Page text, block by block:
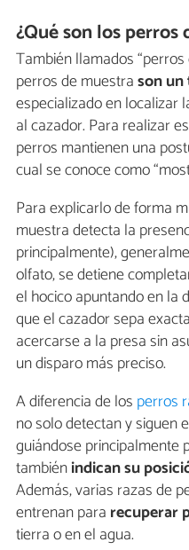
¿Qué son los perros
También llamados “perros
perros de muestrason
especializado en localizar
al cazador. Para realizar
perros mantienen una
cual se conoce como
Para explicarlo de forma
muestra detecta la
principalmente),
olfato, se detiene
el hocico apuntando en la
que el cazador sepa
acercarse a la presa sin
un disparo más preciso.
A diferencia de los perros
no solo detectan y siguen
guiándose principalmente
tambiénindican su
Además, varias razas de
entrenan para recuperar
tierra o en el agua.